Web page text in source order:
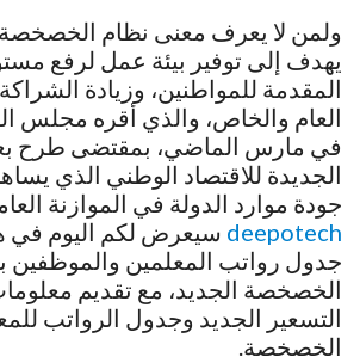
ولمن لا يعرف معنى نظام
يهدف إلى توفير بيئة عمل لرفع
المقدمة للمواطنين، وزيادة
العام والخاص، والذي أقره مجلس
في مارس الماضي، بمقتضى طرح
الجديدة للاقتصاد الوطني الذي
جودة موارد الدولة في الموازنة
deepotech سيعرض لكم اليوم في
جدول رواتب المعلمين والموظفين
الخصخصة الجديد، مع تقديم
التسعير الجديد وجدول الرواتب
الخصخصة.